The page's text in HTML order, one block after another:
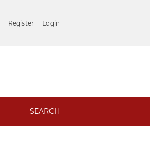
Register Login
SEARCH